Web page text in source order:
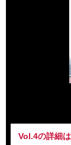
Vol.4の詳細